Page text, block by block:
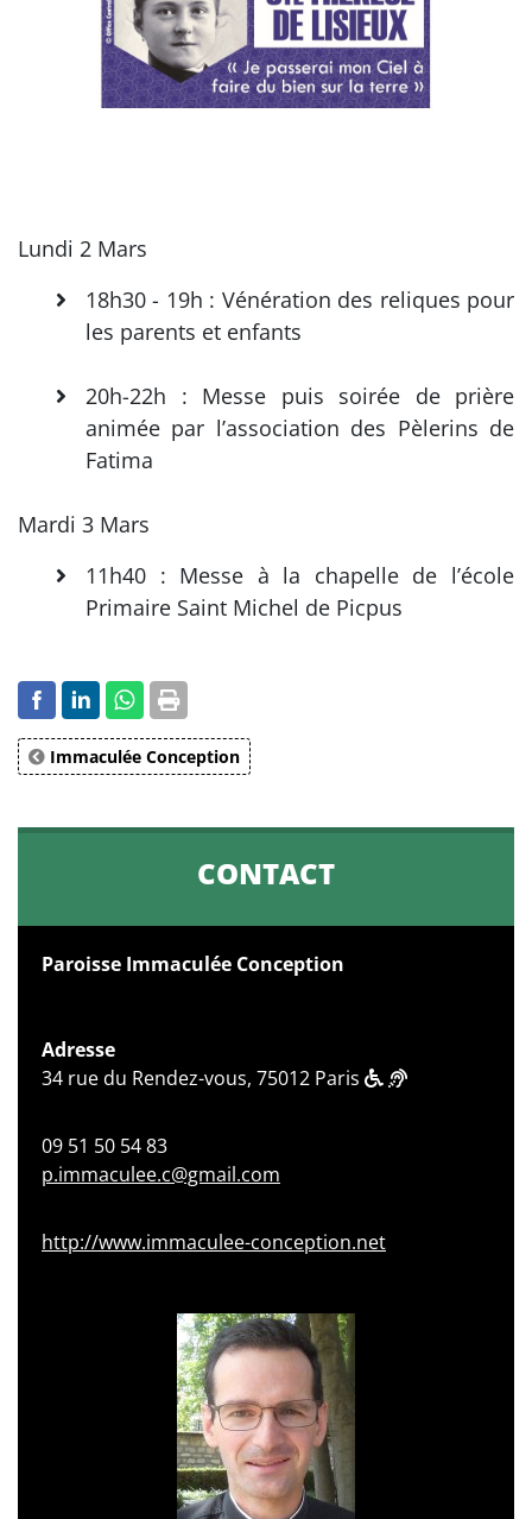
Lundi 2 Mars
18h30 - 19h : Vénération des reliques pour
les parents et enfants
20h-22h : Messe puis soirée de prière
animée par l’association des Pèlerins de
Fatima
Mardi 3 Mars
11h40 : Messe à la chapelle de l’école
Primaire Saint Michel de Picpus
Immaculée Conception
CONTACT
Paroisse Immaculée Conception
Adresse
34 rue du Rendez-vous, 75012 Paris
09 51 50 54 83
p.immaculee.c@gmail.com
http://www.immaculee-conception.net